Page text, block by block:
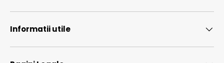
Informatii utile